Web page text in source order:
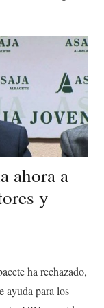
ahora a
y
ha rechazado,
ayuda para los